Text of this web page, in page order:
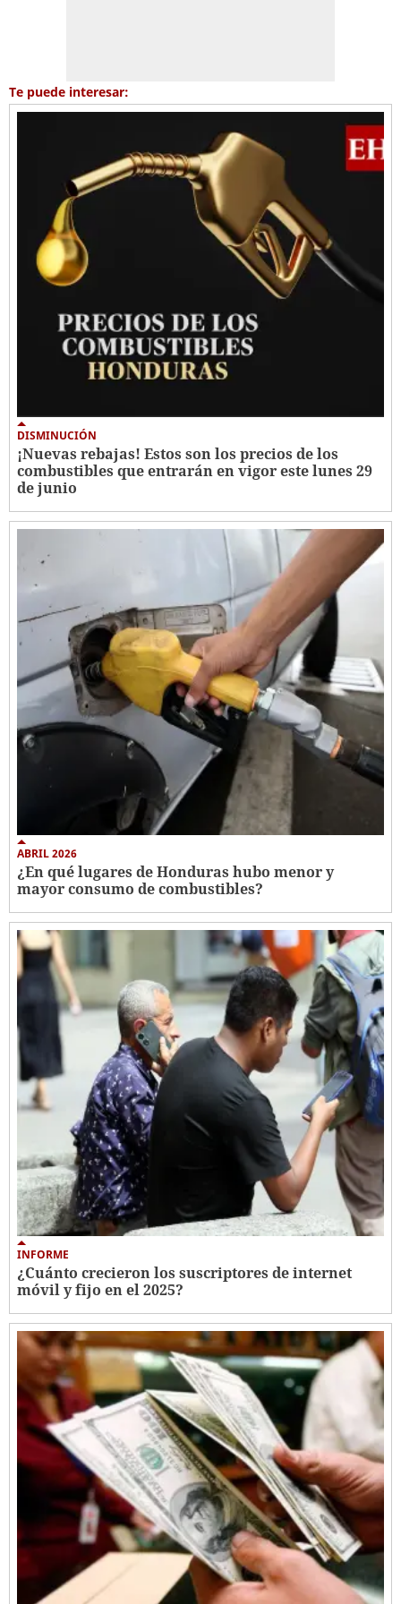
Te puede interesar:
DISMINUCIÓN
¡Nuevas rebajas! Estos son los precios de los
combustibles que entrarán en vigor este lunes 29
de junio
ABRIL 2026
¿En qué lugares de Honduras hubo menor y
mayor consumo de combustibles?
INFORME
¿Cuánto crecieron los suscriptores de internet
móvil y fijo en el 2025?